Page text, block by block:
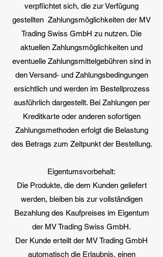
verpflichtet sich, die zur Verfügung
gestellten Zahlungsmöglichkeiten der MV
Trading Swiss GmbH zu nutzen. Die
aktuellen Zahlungsmöglichkeiten und
eventuelle Zahlungsmittelgebühren sind in
den Versand- und Zahlungsbedingungen
ersichtlich und werden im Bestellprozess
ausführlich dargestellt. Bei Zahlungen per
Kreditkarte oder anderen sofortigen
Zahlungsmethoden erfolgt die Belastung
des Betrags zum Zeitpunkt der Bestellung.
Eigentumsvorbehalt:
Die Produkte, die dem Kunden geliefert
werden, bleiben bis zur vollständigen
Bezahlung des Kaufpreises im Eigentum
der MV Trading Swiss GmbH.
Der Kunde erteilt der MV Trading GmbH
automatisch die Erlaubnis, einen